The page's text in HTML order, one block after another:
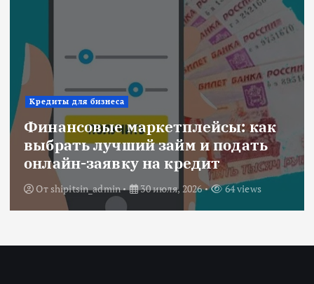
Ипотека
Военная ипотека для семьи:
объединяем все льготы и
субсидии
ОтRedactor 3 июля, 2026 217 views